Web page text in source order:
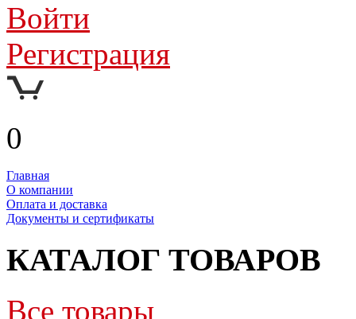
Войти
Регистрация
0
Главная
О компании
Оплата и доставка
Документы и сертификаты
КАТАЛОГ ТОВАРОВ
Все товары